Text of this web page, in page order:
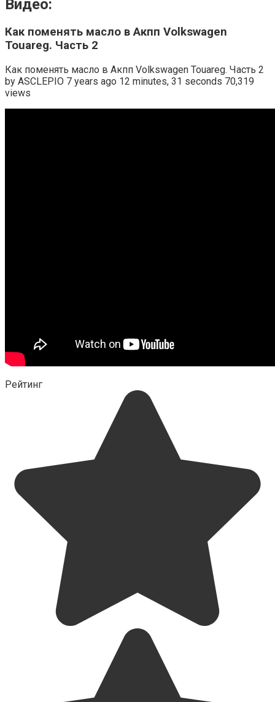
Видео:
Как поменять масло в Акпп Volkswagen
Touareg. Часть 2
Как поменять масло в Акпп Volkswagen Touareg. Часть 2
by ASCLEPIO 7 years ago 12 minutes, 31 seconds 70,319
views
Рейтинг